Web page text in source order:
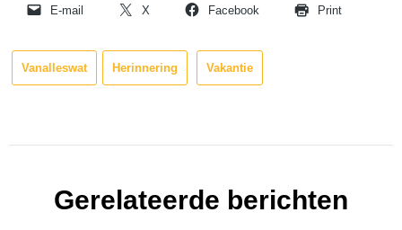
E-mail X Facebook Print
Vanalleswat Herinnering Vakantie
Gerelateerde berichten